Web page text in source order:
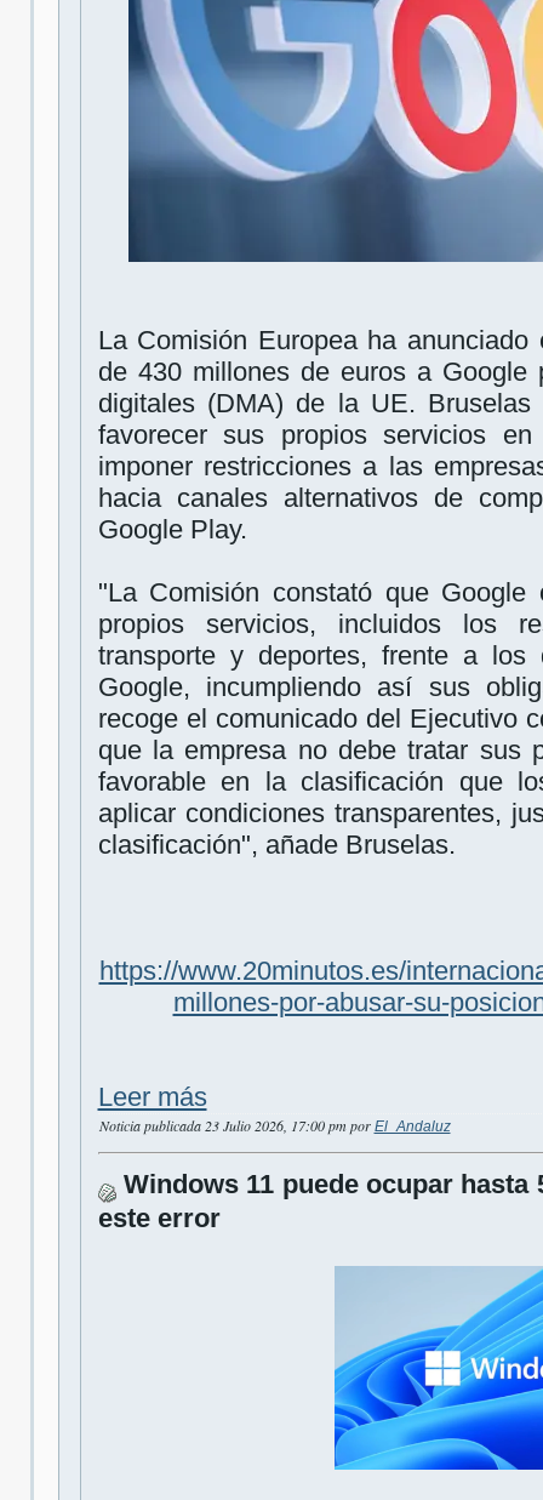
La Comisión Europea ha
de 430 millones de euros a
digitales (DMA) de la UE.
favorecer sus propios servicios
imponer restricciones a las
hacia canales alternativos de
Google Play.
"La Comisión constató que
propios servicios, incluidos los
transporte y deportes, frente a
Google, incumpliendo así sus
recoge el comunicado del Ejecutivo
que la empresa no debe tratar sus
favorable en la clasificación que
aplicar condiciones transparentes,
clasificación", añade Bruselas.
https://www.20minutos.es/
millones-por-abusar-su-
Leer más
Noticia publicada 23 Julio 2026, 17:00 pm por El_Andaluz
Windows 11 puede ocupar
este error